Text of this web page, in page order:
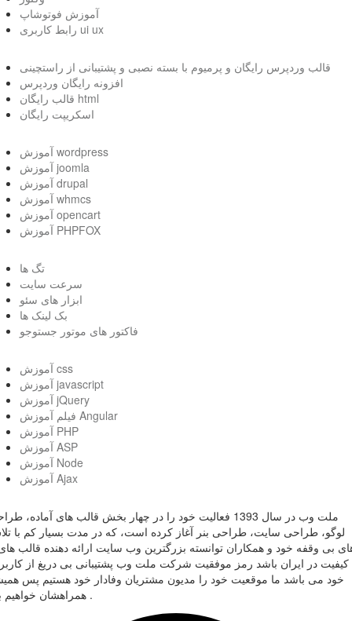
آموزش فوتوشاپ
رابط کاربری ui ux
قالب وردپرس رایگان و پرمیوم با بسته نصبی و پشتیبانی از راستچینی
افزونه رایگان وردپرس
قالب رایگان html
اسکریپت رایگان
آموزش wordpress
آموزش joomla
آموزش drupal
آموزش whmcs
آموزش opencart
آموزش PHPFOX
تگ ها
سرعت سایت
ابزار های سئو
بک لینک ها
فاکتور های موتور جستوجو
آموزش css
آموزش javascript
آموزش jQuery
فیلم آموزش Angular
آموزش PHP
آموزش ASP
آموزش Node
آموزش Ajax
ملت وب در سال 1393 فعالیت خود را در چهار بخش قالب های آماده،
لوگو، طراحی سایت، طراحی بنر آغاز کرده است، که در مدت بسیار کم با
بی وقفه خود و همکاران توانسته بزرگترین وب سایت ارائه دهنده قالب
کیفیت در ایران باشد رمز موفقیت شرکت ملت وب پشتیبانی بی دریغ از
خود می باشد ما موقعیت خود را مدیون مشتریان وفادار خود هستیم پس
همراهشان خواهیم بود .